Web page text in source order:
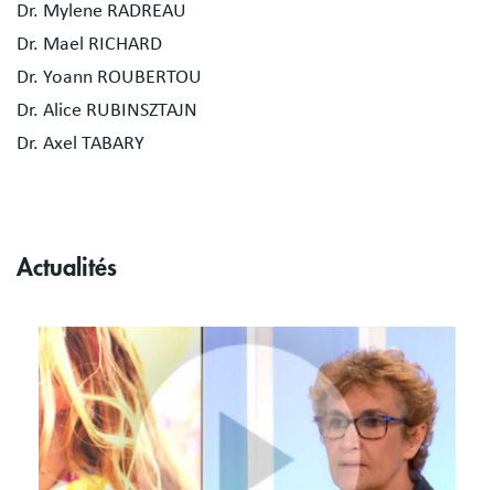
Dr. Mylene RADREAU
Dr. Mael RICHARD
Dr. Yoann ROUBERTOU
Dr. Alice RUBINSZTAJN
Dr. Axel TABARY
Actualités